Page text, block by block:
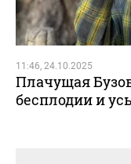
11:46, 24.10.2025
Плачущая
бесплодии и